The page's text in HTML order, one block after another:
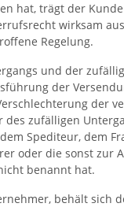
hat, trägt der
wirksam
Regelung.
und der
der
der
zufälligen
Spediteur, dem
oder die sonst
benannt hat.
behält